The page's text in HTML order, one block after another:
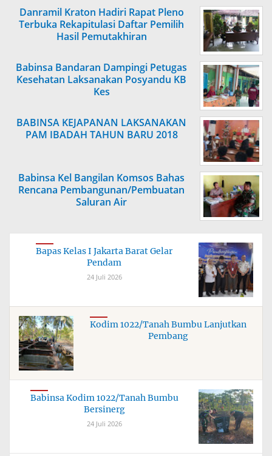
Danramil Kraton Hadiri Rapat Pleno
Terbuka Rekapitulasi Daftar Pemilih
Hasil Pemutakhiran
Babinsa Bandaran Dampingi Petugas
Kesehatan Laksanakan Posyandu KB
Kes
BABINSA KEJAPANAN LAKSANAKAN
PAM IBADAH TAHUN BARU 2018
Babinsa Kel Bangilan Komsos Bahas
Rencana Pembangunan/Pembuatan
Saluran Air
Bapas Kelas I Jakarta Barat Gelar
Pendam
24 Juli 2026
Kodim 1022/Tanah Bumbu Lanjutkan
Pembang
Babinsa Kodim 1022/Tanah Bumbu
Bersinerg
24 Juli 2026